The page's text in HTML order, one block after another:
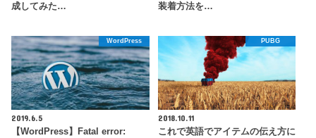
成してみた…
装着方法を…
WordPress
2019.6.5
【WordPress】Fatal error:
PUBG
2018.10.11
これで英語でアイテムの伝え方に